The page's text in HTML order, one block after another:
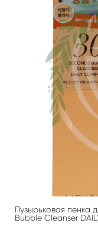
Пузырьковая пенка
Bubble Cleanser